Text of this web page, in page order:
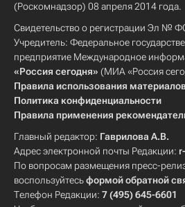
(Роскомнадзор) 08 апреля 2014 года.
Свидетельство о регистрации Эл №
Учредитель: Федеральное
предприятие Международное
«Россия сегодня» (МИА «Россия
Правила использования
Политика конфиденциальности
Правила применения
Главный редактор: Гаврилова А.В.
Адрес электронной почты Редакции:
По вопросам размещения пресс-
воспользуйтесьформой обратной
Телефон Редакции: 7 (495) 645-6601